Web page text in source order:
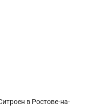
в Ростове-на-